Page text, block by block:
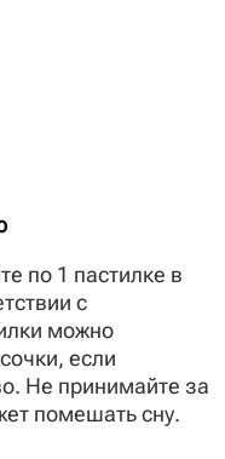
по 1 пастилке в
с
можно
если
Не принимайте за
помешать сну.